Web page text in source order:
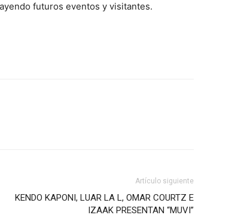
futuros eventos y visitantes.
Artículo siguiente
KENDO KAPONI, LUAR LA L, OMAR COURTZ E
IZAAK PRESENTAN “MUVI”